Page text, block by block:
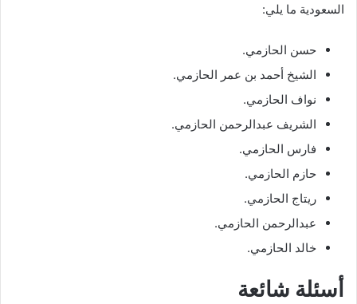
السعودية ما يلي:
حسن الحازمي.
الشيخ أحمد بن عمر الحازمي.
نواف الحازمي.
الشريف عبدالرحمن الحازمي.
فارس الحازمي.
حازم الحازمي.
ريتاج الحازمي.
عبدالرحمن الحازمي.
خالد الحازمي.
أسئلة شائعة